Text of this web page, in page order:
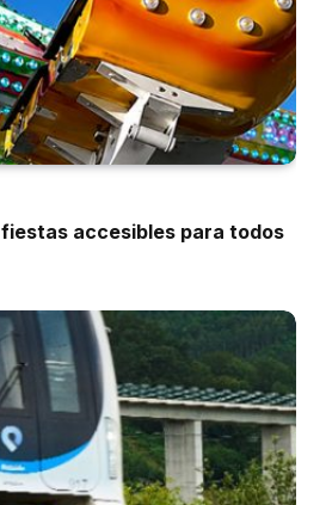
accesibles para todos